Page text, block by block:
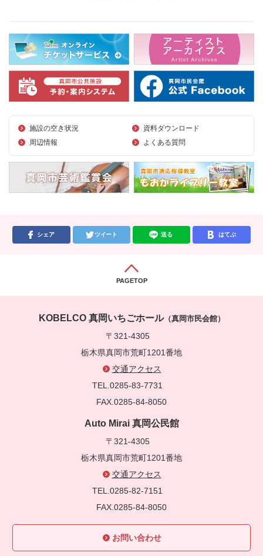
施設の空き状況
資料ダウンロード
周辺情報
よくある質問
シェア ツイート 送る はてぶ
PAGETOP
KOBELCO 真岡いちごホール（真岡市民会館）
〒321-4305
栃木県真岡市荒町1201番地
交通アクセス
TEL.0285-83-7731
FAX.0285-84-8050
Auto Mirai 真岡公民館
〒321-4305
栃木県真岡市荒町1201番地
交通アクセス
TEL.0285-82-7151
FAX.0285-84-8050
お問い合わせ